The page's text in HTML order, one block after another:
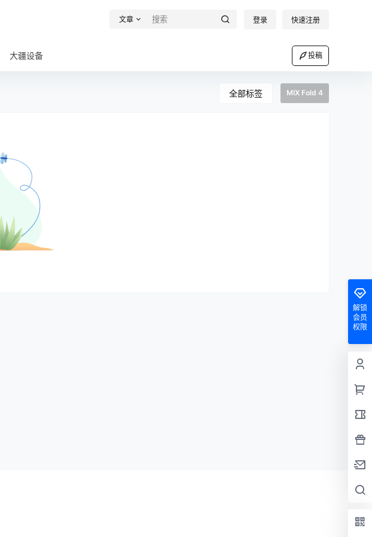
文章 登录 快速注册
大疆设备 投稿
全部标签 MIX Fold 4
解锁
会员
权限